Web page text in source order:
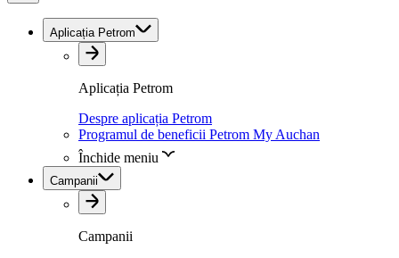
Aplicația Petrom
Aplicația Petrom
Despre aplicația Petrom
Programul de beneficii Petrom My Auchan
Închide meniu
Campanii
Campanii